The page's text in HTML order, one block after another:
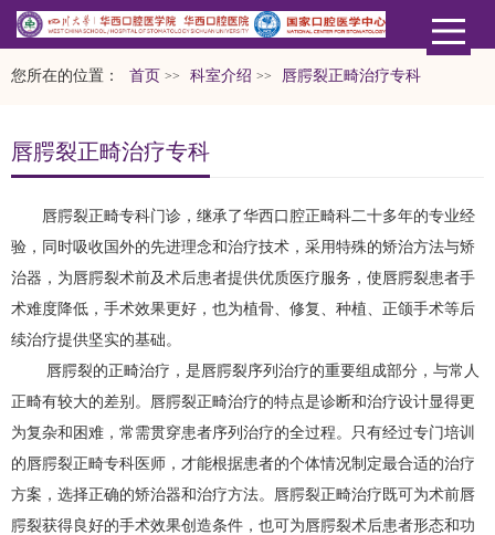
您所在的位置： 首页 >> 科室介绍 >> 唇腭裂正畸治疗专科
唇腭裂正畸治疗专科
唇腭裂正畸专科门诊，继承了华西口腔正畸科二十多年的专业经
验，同时吸收国外的先进理念和治疗技术，采用特殊的矫治方法与矫
治器，为唇腭裂术前及术后患者提供优质医疗服务，使唇腭裂患者手
术难度降低，手术效果更好，也为植骨、修复、种植、正颌手术等后
续治疗提供坚实的基础。
唇腭裂的正畸治疗，是唇腭裂序列治疗的重要组成部分，与常人
正畸有较大的差别。唇腭裂正畸治疗的特点是诊断和治疗设计显得更
为复杂和困难，常需贯穿患者序列治疗的全过程。只有经过专门培训
的唇腭裂正畸专科医师，才能根据患者的个体情况制定最合适的治疗
方案，选择正确的矫治器和治疗方法。唇腭裂正畸治疗既可为术前唇
腭裂获得良好的手术效果创造条件，也可为唇腭裂术后患者形态和功